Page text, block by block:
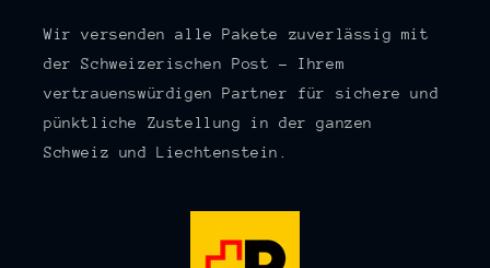
Wir versenden alle Pakete zuverlässig mit
der Schweizerischen Post – Ihrem
vertrauenswürdigen Partner für sichere und
pünktliche Zustellung in der ganzen
Schweiz und Liechtenstein.